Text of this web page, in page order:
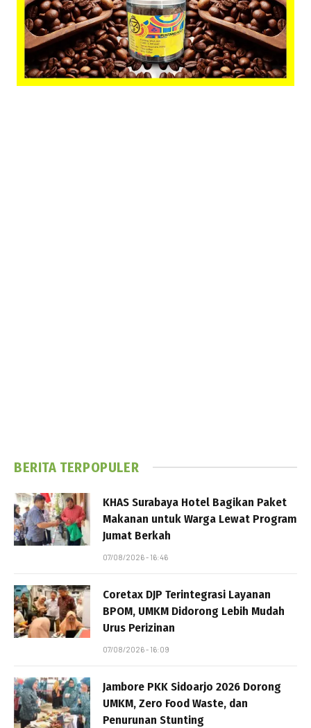
BERITA TERPOPULER
KHAS Surabaya Hotel Bagikan Paket
Makanan untuk Warga Lewat Program
Jumat Berkah
07/08/2026 - 16:46
Coretax DJP Terintegrasi Layanan
BPOM, UMKM Didorong Lebih Mudah
Urus Perizinan
07/08/2026 - 16:09
Jambore PKK Sidoarjo 2026 Dorong
UMKM, Zero Food Waste, dan
Penurunan Stunting